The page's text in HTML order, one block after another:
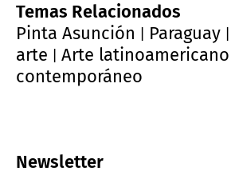
Temas Relacionados
Pinta Asunción
Paraguay
arte
Arte latinoamericano
contemporáneo
Newsletter